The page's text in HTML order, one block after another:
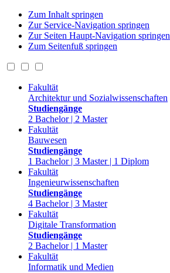
Zum Inhalt springen
Zur Service-Navigation springen
Zur Seiten Haupt-Navigation springen
Zum Seitenfuß springen
Fakultät
Architektur und Sozialwissenschaften
Studiengänge
2 Bachelor | 2 Master
Fakultät
Bauwesen
Studiengänge
1 Bachelor | 3 Master | 1 Diplom
Fakultät
Ingenieurwissenschaften
Studiengänge
4 Bachelor | 3 Master
Fakultät
Digitale Transformation
Studiengänge
2 Bachelor | 1 Master
Fakultät
Informatik und Medien